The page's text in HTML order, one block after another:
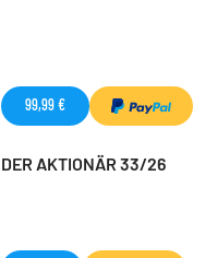
99,99 €
DER AKTIONÄR 33/26